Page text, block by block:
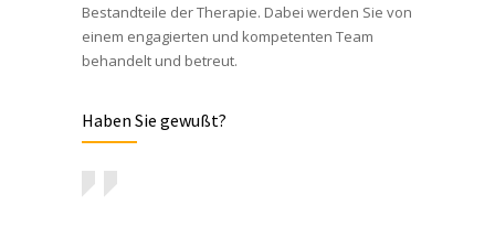
Bestandteile der Therapie. Dabei werden Sie von
einem engagierten und kompetenten Team
behandelt und betreut.
Haben Sie gewußt?